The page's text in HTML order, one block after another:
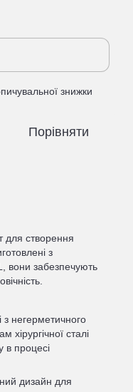
знижки
Порівняти
для створення
з
вони забезпечують
з негерметичного
хірургічної сталі
в процесі
дизайн для